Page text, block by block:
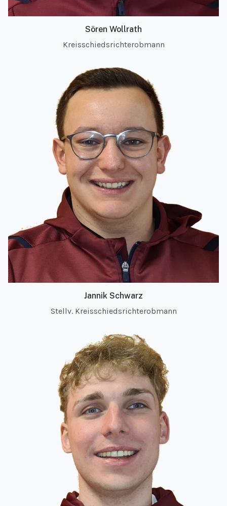
Sören Wollrath
Kreisschiedsrichterobmann
Jannik Schwarz
Stellv. Kreisschiedsrichterobmann